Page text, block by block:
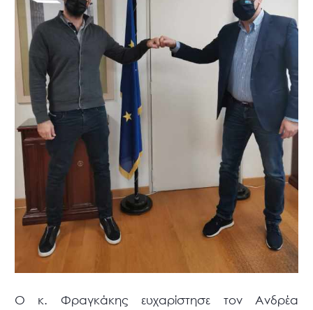
Ο κ. Φραγκάκης ευχαρίστησε τον Ανδρέα